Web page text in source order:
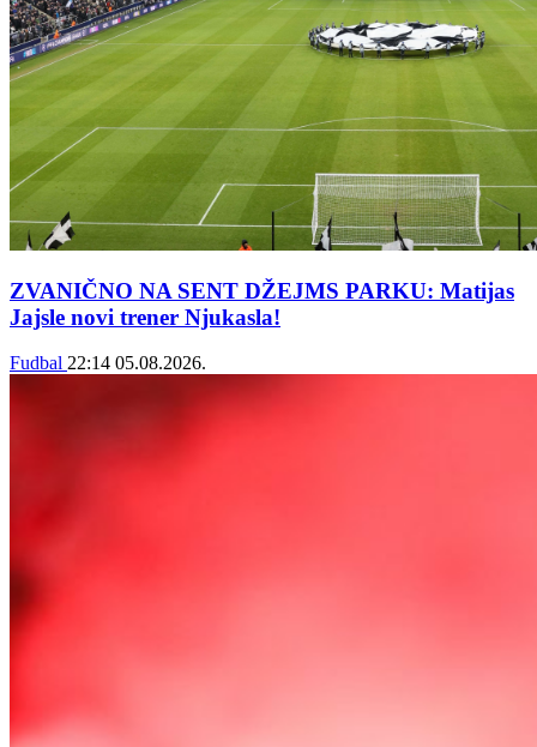
ZVANIČNO NA SENT DŽEJMS PARKU: Matijas
Jajsle novi trener Njukasla!
Fudbal 22:14 05.08.2026.